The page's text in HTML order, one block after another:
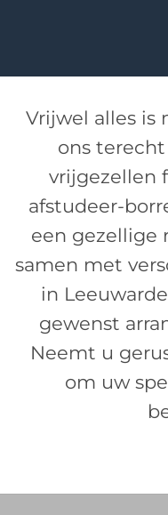
Vrijwel alles is
ons
vrijgezellen
afstudeer-
een gezellige
samen met
in
gewenst
Neemt u
om uw